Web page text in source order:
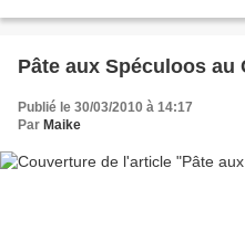
Pâte aux Spéculoos au
Publié le 30/03/2010 à 14:17
Par Maike